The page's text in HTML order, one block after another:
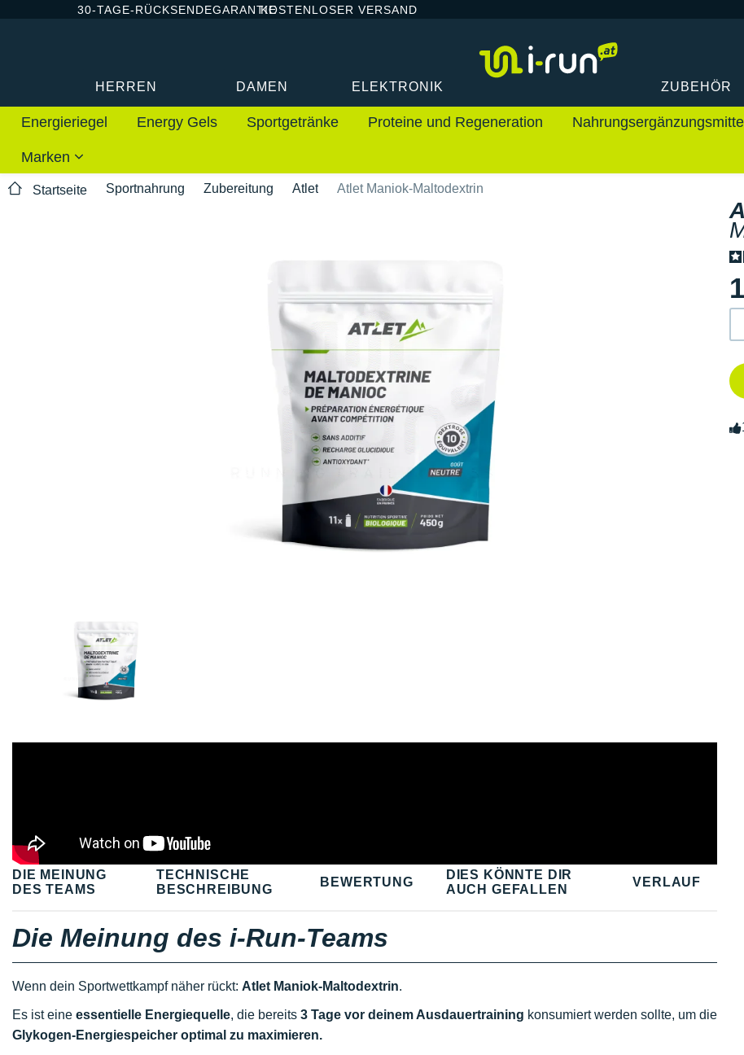
30-TAGE-RÜCKSENDEGARANTIEKOSTENLOSER VERSAND
HERREN DAMEN ELEKTRONIK ZUBEHÖR
Energieriegel Energy Gels Sportgetränke Proteine und Regeneration
Marken
Startseite Sportnahrung Zubereitung Atlet Atlet Maniok-Maltodextrin
DIE MEINUNG
DES TEAMS
TECHNISCHE
BESCHREIBUNG
BEWERTUNG
DIES KÖNNTE DIR
AUCH GEFALLEN
VERLAUF
Die Meinung des i-Run-Teams
Wenn dein Sportwettkampf näher rückt: Atlet Maniok-Maltodextrin.
Es ist eine essentielle Energiequelle, die bereits 3 Tage vor deinem Ausdauertraining konsumiert werden sollte, um die
Glykogen-Energiespeicher optimal zu maximieren.